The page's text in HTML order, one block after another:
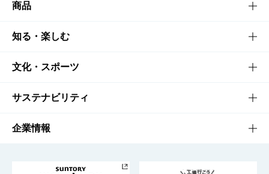
商品
商品TOP
商品一覧
商品発売情報
栄養成分一覧
知る・楽しむ
知る・楽しむTOP
キャンペーン
工場見学
文化・スポーツ
文化・スポーツTOP
サントリーホール
サステナビリティ
サステナビリティTOP
企業情報